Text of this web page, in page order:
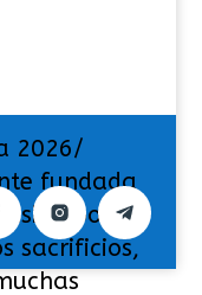
2026/
fundada
por
sacrificios,